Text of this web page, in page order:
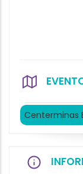
Centerminas